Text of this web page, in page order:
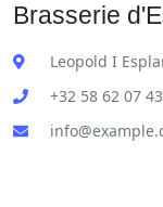
Brasserie
Leopold I
+32 58 62 07 43